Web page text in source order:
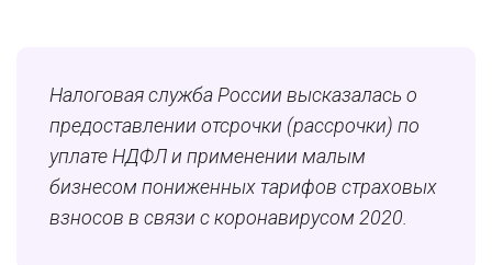
Налоговая служба России высказалась о
предоставлении отсрочки (рассрочки) по
уплате НДФЛ и применении малым
бизнесом пониженных тарифов страховых
взносов в связи с коронавирусом 2020.